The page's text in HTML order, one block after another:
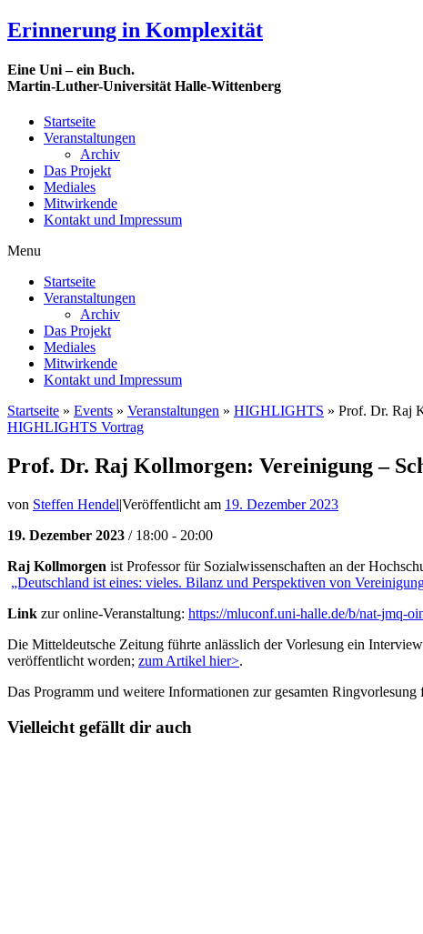
Erinnerung in Komplexität
Eine Uni – ein Buch.
Martin-Luther-Universität Halle-Wittenberg
Startseite
Veranstaltungen
Archiv
Das Projekt
Mediales
Mitwirkende
Kontakt und Impressum
Menu
Startseite
Veranstaltungen
Archiv
Das Projekt
Mediales
Mitwirkende
Kontakt und Impressum
Startseite » Events » Veranstaltungen » HIGHLIGHTS » Prof. Dr. Raj
HIGHLIGHTS Vortrag
Prof. Dr. Raj Kollmorgen: Vereinigung –
von Steffen Hendel|Veröffentlicht am 19. Dezember 2023
19. Dezember 2023 / 18:00 - 20:00
Raj Kollmorgen ist Professor für Sozialwissenschaften an der
„Deutschland ist eines: vieles. Bilanz und Perspektiven von
Link zur online-Veranstaltung: https://mluconf.uni-halle.de/b/nat-jmq-
Die Mitteldeutsche Zeitung führte anlässlich der Vorlesung ein
veröffentlicht worden; zum Artikel hier>.
Das Programm und weitere Informationen zur gesamten Ringvorlesung
Vielleicht gefällt dir auch